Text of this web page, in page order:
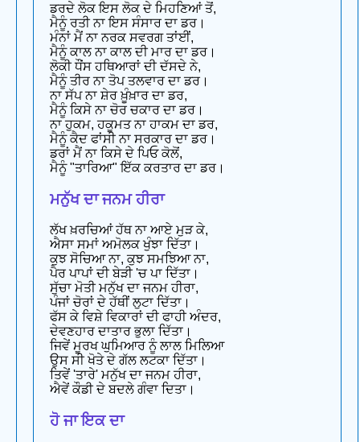
ਡਰਦੇ ਲੋਕ ਇਸ ਲੋਕ ਦੇ ਮਿਹਣਿਆਂ ਤੋਂ,
ਮੈਨੂੰ ਰਤੀ ਨਾ ਇਸ ਸੰਸਾਰ ਦਾ ਡਰ।
ਮੰਨਾਂ ਮੈਂ ਨਾ ਨਰਕ ਸਵਰਗ ਤਾਂਈਂ,
ਮੈਨੂੰ ਕਾਲ ਨਾ ਕਾਲ ਦੀ ਮਾਰ ਦਾ ਡਰ।
ਲੋਕੀ ਧੌਂਸ ਹਥਿਆਰਾਂ ਦੀ ਦੱਸਦੇ ਨੇ,
ਮੈਨੂੰ ਤੀਰ ਨਾ ਤੋਪ ਤਲਵਾਰ ਦਾ ਡਰ।
ਨਾ ਸੱਪ ਨਾ ਸ਼ੇਰ ਖ਼ੂੰਖ਼ਾਰ ਦਾ ਡਰ,
ਮੈਨੂੰ ਕਿਸੇ ਨਾ ਚੋਰ ਚਕਾਰ ਦਾ ਡਰ।
ਨਾ ਹੁਕਮ, ਹਕੂਮਤ ਨਾ ਹਾਕਮ ਦਾ ਡਰ,
ਮੈਨੂੰ ਕੈਦ ਫਾਂਸੀ ਨਾ ਸਰਕਾਰ ਦਾ ਡਰ।
ਡਰਾਂ ਮੈਂ ਨਾ ਕਿਸੇ ਦੇ ਪਿਓ ਕੋਲੋਂ,
ਮੈਨੂੰ "ਤਾਰਿਆ" ਇੱਕ ਕਰਤਾਰ ਦਾ ਡਰ।
ਮਨੁੱਖ ਦਾ ਜਨਮ ਹੀਰਾ
ਲੱਖ ਖ਼ਰਚਿਆਂ ਹੱਥ ਨਾ ਆਏ ਮੁੜ ਕੇ,
ਐਸਾ ਸਮਾਂ ਅਮੋਲਕ ਖੁੰਝਾ ਦਿੱਤਾ।
ਕੁਝ ਸੋਚਿਆ ਨਾ, ਕੁਝ ਸਮਝਿਆ ਨਾ,
ਪੈਰ ਪਾਪਾਂ ਦੀ ਬੇੜੀ 'ਚ ਪਾ ਦਿੱਤਾ।
ਸੁੱਚਾ ਮੋਤੀ ਮਨੁੱਖ ਦਾ ਜਨਮ ਹੀਰਾ,
ਪੰਜਾਂ ਚੋਰਾਂ ਦੇ ਹੱਥੀਂ ਲੁਟਾ ਦਿੱਤਾ।
ਫੱਸ ਕੇ ਵਿਸ਼ੇ ਵਿਕਾਰਾਂ ਦੀ ਫਾਹੀ ਅੰਦਰ,
ਦੇਵਣਹਾਰ ਦਾਤਾਰ ਭੁਲਾ ਦਿੱਤਾ।
ਜਿਵੇਂ ਮੂਰਖ ਘੁਮਿਆਰ ਨੂੰ ਲਾਲ ਮਿਲਿਆ
ਉਸ ਸੀ ਖੋਤੇ ਦੇ ਗੱਲ ਲਟਕਾ ਦਿੱਤਾ।
ਤਿਵੇਂ 'ਤਾਰੇ' ਮਨੁੱਖ ਦਾ ਜਨਮ ਹੀਰਾ,
ਐਵੇਂ ਕੌਡੀ ਦੇ ਬਦਲੇ ਗੰਵਾ ਦਿਤਾ।
ਹੋ ਜਾ ਇਕ ਦਾ